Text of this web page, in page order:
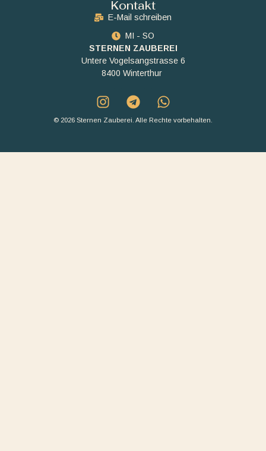
Kontakt
E-Mail schreiben
MI - SO
STERNEN ZAUBEREI
Untere Vogelsangstrasse 6
8400 Winterthur
© 2026 Sternen Zauberei. Alle Rechte vorbehalten.